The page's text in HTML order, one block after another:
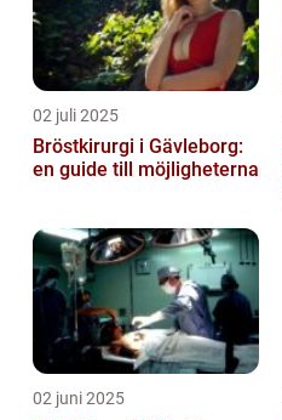
02 juli 2025
Bröstkirurgi i Gävleborg:
en guide till möjligheterna
02 juni 2025